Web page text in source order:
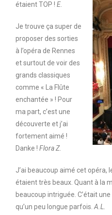
étaient TOP !E.
Je trouve ça super de
proposer des sorties
à l’opéra de Rennes
et surtout de voir des
grands classiques
comme « La Flûte
enchantée » ! Pour
ma part, c’est une
découverte et j’ai
fortement aimé !
Danke !Flora Z.
J’ai beaucoup aimé cet opéra,
étaient très beaux. Quant à la
beaucoup intriguée. C’était
qu’un peu longue parfois.A.L.